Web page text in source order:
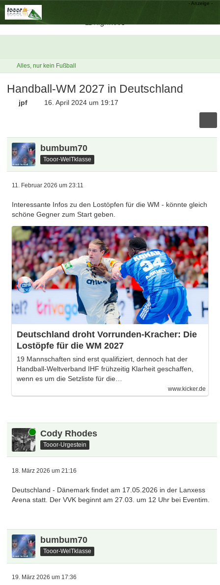
Alles, nur kein Fußball
Handball-WM 2027 in Deutschland
jpf 16. April 2024 um 19:17
bumbum70
Tooor-WelTklasse
11. Februar 2026 um 23:11
Interessante Infos zu den Lostöpfen für die WM - könnte gleich
schöne Gegner zum Start geben.
Deutschland droht Vorrunden-Kracher: Die
Lostöpfe für die WM 2027
19 Mannschaften sind erst qualifiziert, dennoch hat der
Handball-Weltverband IHF frühzeitig Klarheit geschaffen,
wenn es um die Setzliste für die…
www.kicker.de
Online Cody Rhodes
Tooor-Urgestein
18. März 2026 um 21:16
Deutschland - Dänemark findet am 17.05.2026 in der Lanxess
Arena statt. Der VVK beginnt am 27.03. um 12 Uhr bei Eventim.
bumbum70
Tooor-WelTklasse
19. März 2026 um 17:36